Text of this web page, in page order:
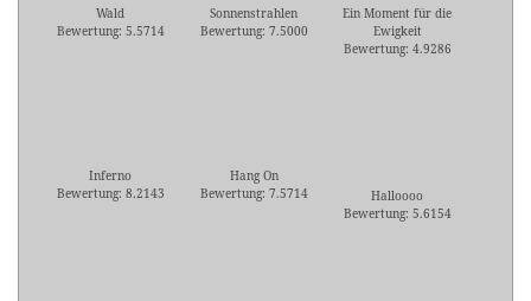
Wald
Bewertung: 5.5714
Sonnenstrahlen
Bewertung: 7.5000
Ein Moment für die
Ewigkeit
Bewertung: 4.9286
Inferno
Bewertung: 8.2143
Hang On
Bewertung: 7.5714
Halloooo
Bewertung: 5.6154